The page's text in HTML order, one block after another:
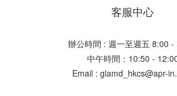
客服中心
辦公時間 : 週一至週五 8:00 -
中午時間：10:50 -
Email : glamd_hkcs@apr-